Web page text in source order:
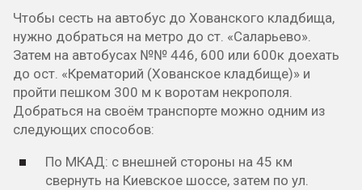
Чтобы сесть на автобус до Хованского кладбища,
нужно добраться на метро до ст. «Саларьево».
Затем на автобусах №№ 446, 600 или 600к доехать
до ост. «Крематорий (Хованское кладбище)» и
пройти пешком 300 м к воротам некрополя.
Добраться на своём транспорте можно одним из
следующих способов:
По МКАД: с внешней стороны на 45 км
свернуть на Киевское шоссе, затем по ул.